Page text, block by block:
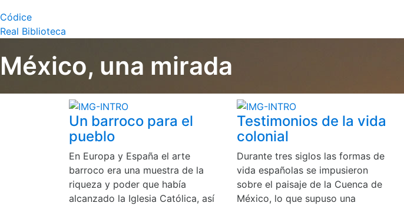
Códice
Real Biblioteca
México, una mirada
Un barroco para el
pueblo
En Europa y España el arte
barroco era una muestra de la
riqueza y poder que había
alcanzado la Iglesia Católica, así
Testimonios de la vida
colonial
Durante tres siglos las formas de
vida españolas se impusieron
sobre el paisaje de la Cuenca de
México, lo que supuso una